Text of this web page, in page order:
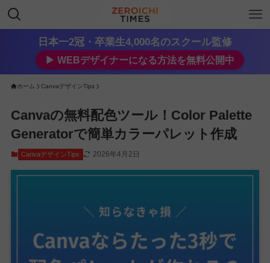
日本一2冠・卒業生4,000名のスクール監修
▶︎ WEBデザイナーになる方法を無料公開中
ホーム CanvaデザインTips
Canvaの無料配色ツール！Color Palette
Generatorで簡単カラーパレット作成
CanvaデザインTips 2026年4月2日